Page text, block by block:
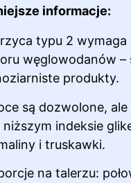
informacje:
typu 2 wymaga
węglowodanów –
produkty.
są dozwolone,
niższym indeksie
i truskawki.
na talerzu: